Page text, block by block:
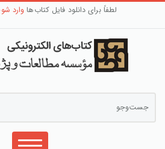
لطفاً برای دانلود فایل کتاب‌ها وارد